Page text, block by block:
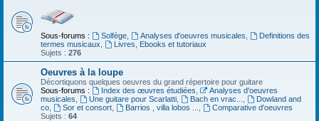
Sous-forums : Solfège, Analyses d'oeuvres musicales
Definitions des
termes musicaux
Livres, Ebooks et tutoriaux
Sujets : 276
Oeuvres à la loupe
Décortiquons quelques oeuvres du grand répertoire pour guitare
Sous-forums :
Index des œuvres étudiées
Analyses d'oeuvres
musicales
Une guitare pour Scarlatti, Bach en vrac...
Dowland and
co
Sor et consort, Barrios , villa lobos ...
Comparative d'oeuvres
Sujets : 64